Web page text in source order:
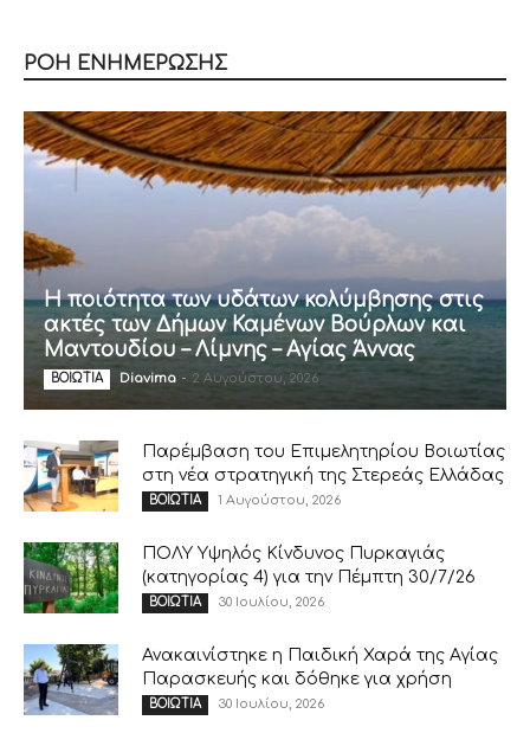
ΡΟΗ ΕΝΗΜΕΡΩΣΗΣ
Η ποιότητα των υδάτων κολύμβησης στις
ακτές των Δήμων Καμένων Βούρλων και
Μαντουδίου – Λίμνης – Αγίας Άννας
ΒΟΙΩΤΙΑ Diavima - 2 Αυγούστου, 2026
Παρέμβαση του Επιμελητηρίου Βοιωτίας
στη νέα στρατηγική της Στερεάς Ελλάδας
ΒΟΙΩΤΙΑ 1 Αυγούστου, 2026
ΠΟΛΥ Υψηλός Κίνδυνος Πυρκαγιάς
(κατηγορίας 4) για την Πέμπτη 30/7/26
ΒΟΙΩΤΙΑ 30 Ιουλίου, 2026
Ανακαινίστηκε η Παιδική Χαρά της Αγίας
Παρασκευής και δόθηκε για χρήση
ΒΟΙΩΤΙΑ 30 Ιουλίου, 2026